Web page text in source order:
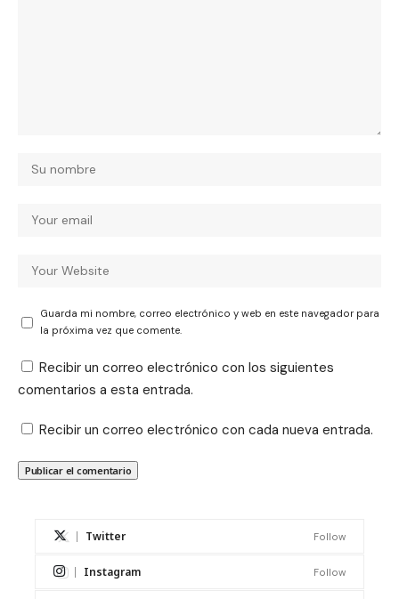
Guarda mi nombre, correo electrónico y web en este navegador para
la próxima vez que comente.
Recibir un correo electrónico con los siguientes
comentarios a esta entrada.
Recibir un correo electrónico con cada nueva entrada.
Twitter Follow
Instagram Follow